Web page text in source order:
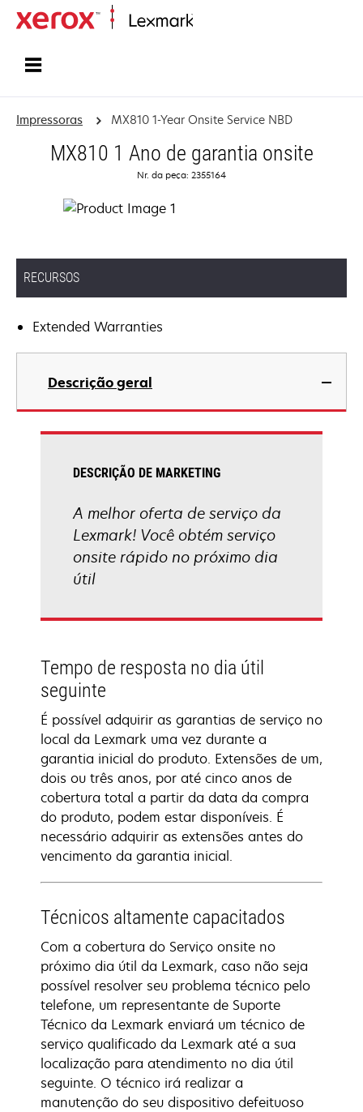
Impressoras MX810 1-Year Onsite Service NBD
MX810 1 Ano de garantia onsite
Nr. da peça: 2355164
RECURSOS
Extended Warranties
Descrição geral
DESCRIÇÃO DE MARKETING
A melhor oferta de serviço da
Lexmark! Você obtém serviço
onsite rápido no próximo dia
útil
Tempo de resposta no dia útil
seguinte
É possível adquirir as garantias de serviço no
local da Lexmark uma vez durante a
garantia inicial do produto. Extensões de um,
dois ou três anos, por até cinco anos de
cobertura total a partir da data da compra
do produto, podem estar disponíveis. É
necessário adquirir as extensões antes do
vencimento da garantia inicial.
Técnicos altamente capacitados
Com a cobertura do Serviço onsite no
próximo dia útil da Lexmark, caso não seja
possível resolver seu problema técnico pelo
telefone, um representante de Suporte
Técnico da Lexmark enviará um técnico de
serviço qualificado da Lexmark até a sua
localização para atendimento no dia útil
seguinte. O técnico irá realizar a
manutenção do seu dispositivo defeituoso